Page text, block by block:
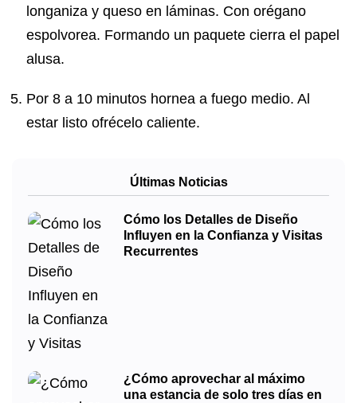
longaniza y queso en láminas. Con orégano
espolvorea. Formando un paquete cierra el papel
alusa.
Por 8 a 10 minutos hornea a fuego medio. Al
estar listo ofrécelo caliente.
Últimas Noticias
Cómo los Detalles de Diseño
Influyen en la Confianza y Visitas
Recurrentes
¿Cómo aprovechar al máximo
una estancia de solo tres días en